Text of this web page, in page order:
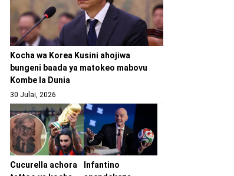
Kocha wa Korea Kusini ahojiwa
bungeni baada ya matokeo mabovu
Kombe la Dunia
30 Julai, 2026
Cucurella achora
Infantino